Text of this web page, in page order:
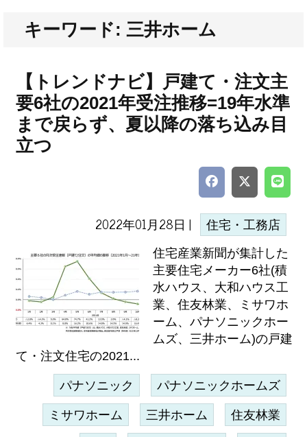
キーワード: 三井ホーム
【トレンドナビ】戸建て・注文主
要6社の2021年受注推移=19年水準
まで戻らず、夏以降の落ち込み目
立つ
2022年01月28日 | 住宅・工務店
住宅産業新聞が集計した
主要住宅メーカー6社(積
水ハウス、大和ハウス工
業、住友林業、ミサワホ
ーム、パナソニックホー
ムズ、三井ホーム)の戸建
て・注文住宅の2021...
パナソニック パナソニックホームズ
ミサワホーム 三井ホーム 住友林業